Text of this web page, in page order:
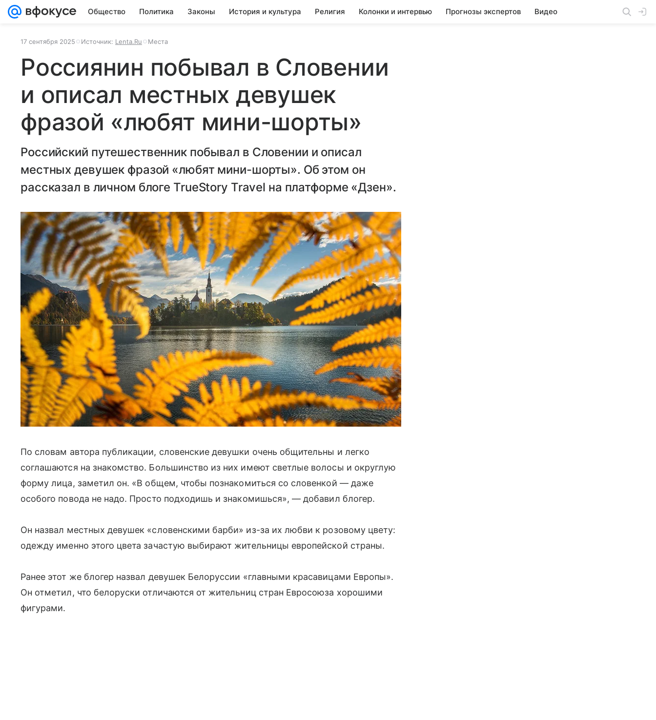
Общество Политика Законы История и культура Религия Колонки и интервью Прогнозы экспертов Видео
17 сентября 2025 Источник: Lenta.Ru Места
Россиянин побывал в Словении
и описал местных девушек
фразой «любят мини-шорты»
Российский путешественник побывал в Словении и описал
местных девушек фразой «любят мини-шорты». Об этом он
рассказал в личном блоге TrueStory Travel на платформе «Дзен».
По словам автора публикации, словенские девушки очень общительны и легко
соглашаются на знакомство. Большинство из них имеют светлые волосы и округлую
форму лица, заметил он. «В общем, чтобы познакомиться со словенкой — даже
особого повода не надо. Просто подходишь и знакомишься», — добавил блогер.
Он назвал местных девушек «словенскими барби» из-за их любви к розовому цвету:
одежду именно этого цвета зачастую выбирают жительницы европейской страны.
Ранее этот же блогер назвал девушек Белоруссии «главными красавицами Европы».
Он отметил, что белоруски отличаются от жительниц стран Евросоюза хорошими
фигурами.